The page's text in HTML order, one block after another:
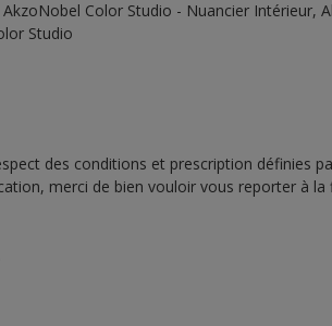
Color Studio - Nuancier Intérieur,
Studio
des conditions et prescription définies
merci de bien vouloir vous reporter à la